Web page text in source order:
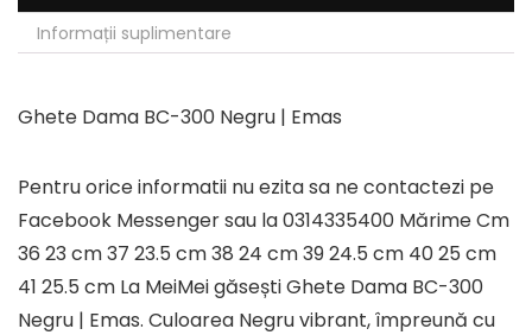
Informații suplimentare
Ghete Dama BC-300 Negru | Emas
Pentru orice informatii nu ezita sa ne contactezi pe
Facebook Messenger sau la 0314335400 Mărime Cm
36 23 cm 37 23.5 cm 38 24 cm 39 24.5 cm 40 25 cm
41 25.5 cm La MeiMei găsești Ghete Dama BC-300
Negru | Emas. Culoarea Negru vibrant, împreună cu